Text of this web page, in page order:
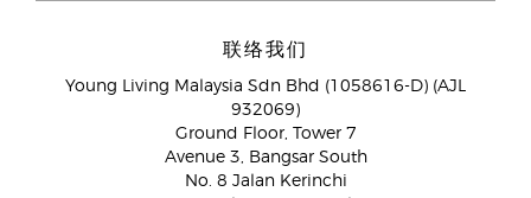
联络我们
Young Living Malaysia Sdn Bhd (1058616-D) (AJL
932069)
Ground Floor, Tower 7
Avenue 3, Bangsar South
No. 8 Jalan Kerinchi